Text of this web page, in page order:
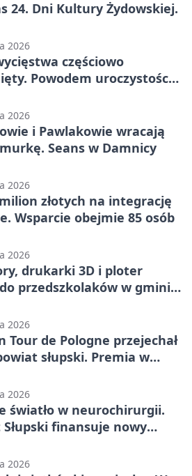
24. Dni Kultury Żydowskiej.
2026
częściowo
Powodem uroczystości
2026
i Pawlakowie wracają
Seans w Damnicy
2026
złotych na integrację
Wsparcie obejmie 85 osób
2026
drukarki 3D i ploter
przedszkolaków w gminie
2026
Tour de Pologne przejechał
słupski. Premia w
2026
światło w neurochirurgii.
Słupski finansuje nowy
2026